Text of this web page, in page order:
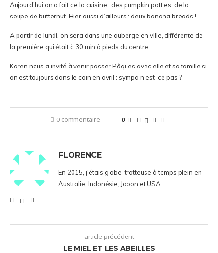
Aujourd’hui on a fait de la cuisine : des pumpkin patties, de la
soupe de butternut. Hier aussi d’ailleurs : deux banana breads !
A partir de lundi, on sera dans une auberge en ville, différente de
la première qui était à 30 min à pieds du centre.
Karen nous a invité à venir passer Pâques avec elle et sa famille si
on est toujours dans le coin en avril : sympa n’est-ce pas ?
0 commentaire 0
FLORENCE
En 2015, j'étais globe-trotteuse à temps plein en
Australie, Indonésie, Japon et USA.
article précédent
LE MIEL ET LES ABEILLES